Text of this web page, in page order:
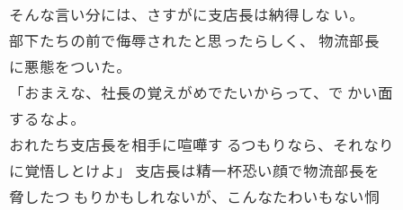
そんな言い分には、さすがに支店長は納得しな い。
部下たちの前で侮辱されたと思ったらしく、 物流部長
に悪態をついた。
「おまえな、社長の覚えがめでたいからって、で かい面
するなよ。
おれたち支店長を相手に喧嘩す るつもりなら、それなり
に覚悟しとけよ」 支店長は精一杯恐い顔で物流部長を
脅したつ もりかもしれないが、こんなたわいもない恫